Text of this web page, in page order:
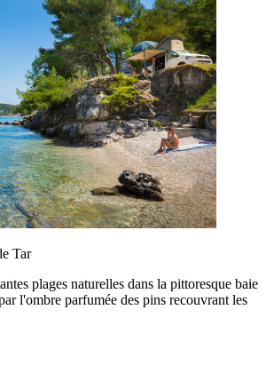
Tar
plages naturelles dans la pittoresque baie
l'ombre parfumée des pins recouvrant les